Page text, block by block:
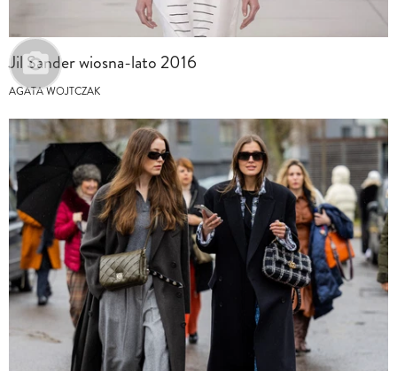
Jil Sander wiosna-lato 2016
AGATA WOJTCZAK